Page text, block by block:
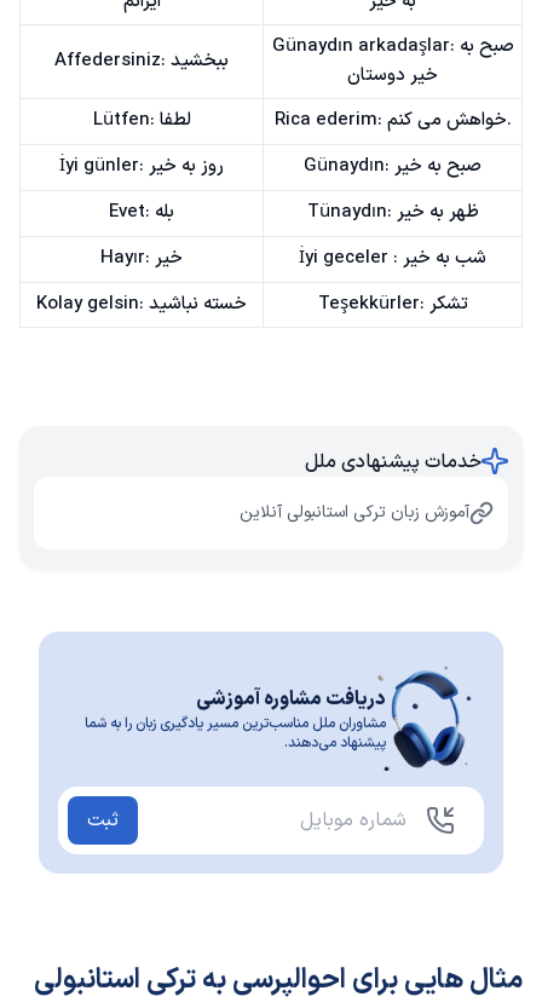
Günaydın arkadaşlar: صبح به
خیر دوستان
Affedersiniz: ببخشید
Rica ederim: خواهش می کنم.
Lütfen: لطفا
Günaydın: صبح به خیر
İyi günler: روز به خیر
Tünaydın: ظهر به خیر
Evet: بله
İyi geceler : شب به خیر
Hayır: خیر
Teşekkürler: تشکر
Kolay gelsin: خسته نباشید
خدمات پیشنهادی ملل
آموزش زبان ترکی استانبولی آنلاین
دریافت مشاوره آموزشی
مشاوران ملل مناسب‌ترین مسیر یادگیری زبان را به شما
پیشنهاد می‌دهند.
ثبت
مثال هایی برای احوالپرسی به ترکی استانبولی